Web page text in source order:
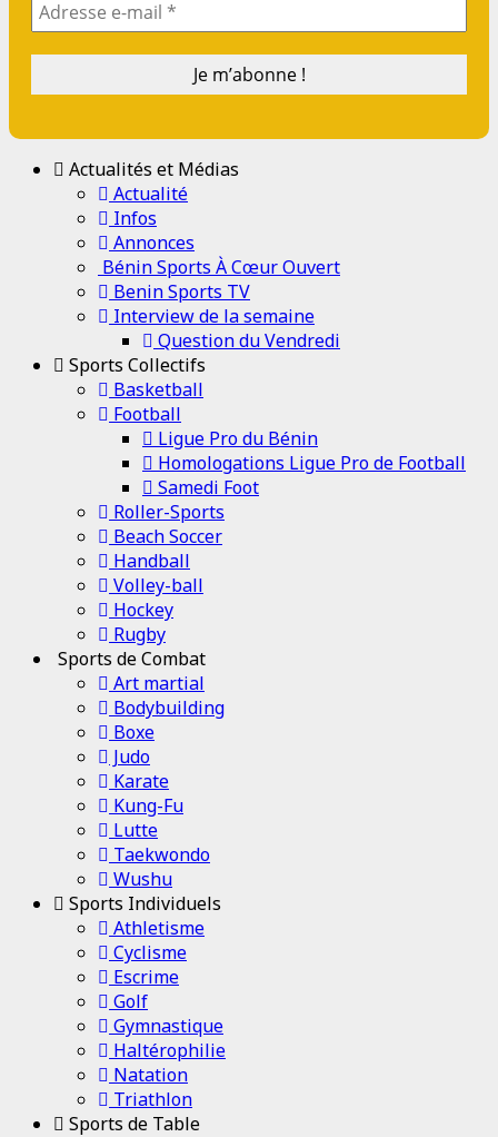
Actualités et Médias
Actualité
Infos
Annonces
Bénin Sports À Cœur Ouvert
Benin Sports TV
Interview de la semaine
Question du Vendredi
Sports Collectifs
Basketball
Football
Ligue Pro du Bénin
Homologations Ligue Pro de Football
Samedi Foot
Roller-Sports
Beach Soccer
Handball
Volley-ball
Hockey
Rugby
Sports de Combat
Art martial
Bodybuilding
Boxe
Judo
Karate
Kung-Fu
Lutte
Taekwondo
Wushu
Sports Individuels
Athletisme
Cyclisme
Escrime
Golf
Gymnastique
Haltérophilie
Natation
Triathlon
Sports de Table